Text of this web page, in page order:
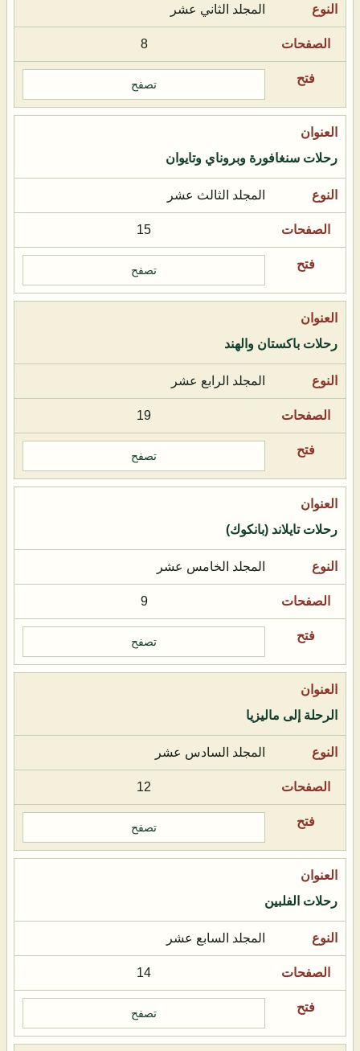
المجلد الثاني عشر
8
تصفح
رحلات سنغافورة وبروناي وتايوان
المجلد الثالث عشر
15
تصفح
رحلات باكستان والهند
المجلد الرابع عشر
19
تصفح
رحلات تايلاند (بانكوك)
المجلد الخامس عشر
9
تصفح
الرحلة إلى ماليزيا
المجلد السادس عشر
12
تصفح
رحلات الفلبين
المجلد السابع عشر
14
تصفح